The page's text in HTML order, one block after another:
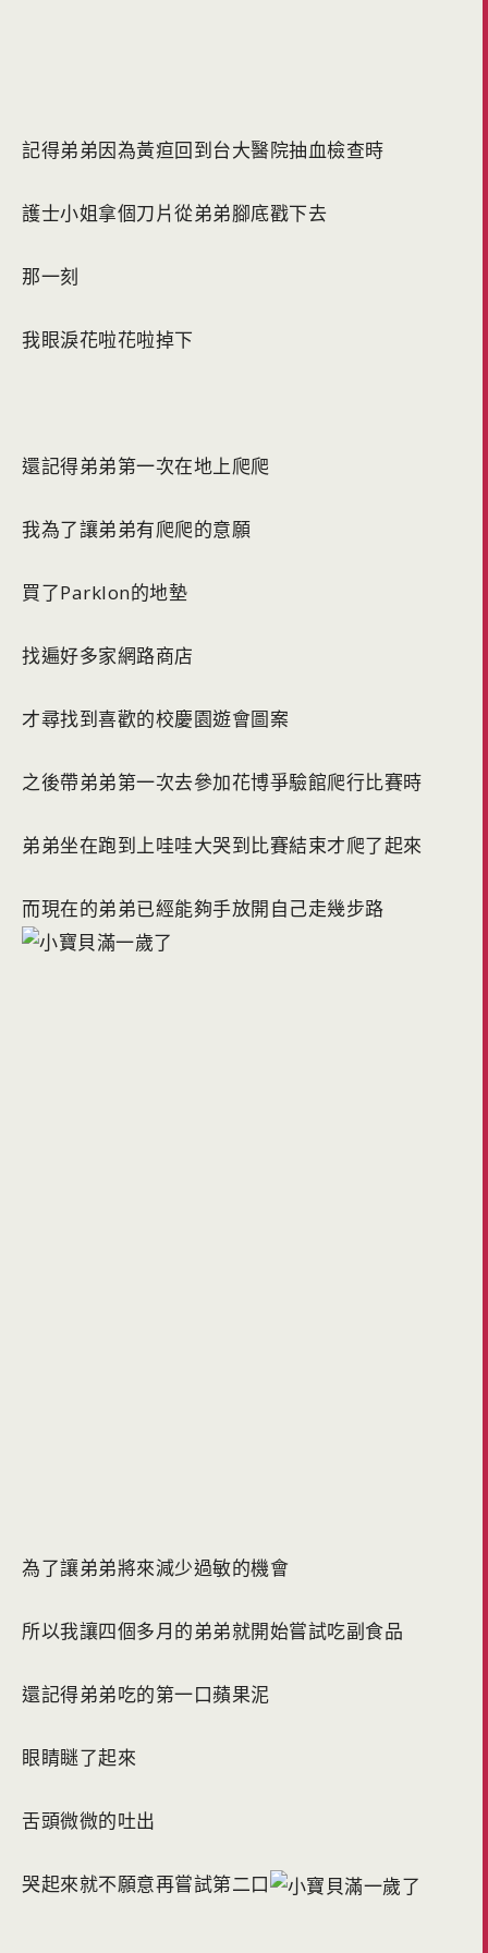
記得弟弟因為黃疸回到台大醫院抽血檢查時
護士小姐拿個刀片從弟弟腳底戳下去
那一刻
我眼淚花啦花啦掉下
還記得弟弟第一次在地上爬爬
我為了讓弟弟有爬爬的意願
買了Parklon的地墊
找遍好多家網路商店
才尋找到喜歡的校慶園遊會圖案
之後帶弟弟第一次去參加花博爭驗館爬行比賽時
弟弟坐在跑到上哇哇大哭到比賽結束才爬了起來
而現在的弟弟已經能夠手放開自己走幾步路
為了讓弟弟將來減少過敏的機會
所以我讓四個多月的弟弟就開始嘗試吃副食品
還記得弟弟吃的第一口蘋果泥
眼睛瞇了起來
舌頭微微的吐出
哭起來就不願意再嘗試第二口